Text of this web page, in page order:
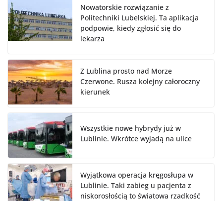
Nowatorskie rozwiązanie z
Politechniki Lubelskiej. Ta aplikacja
podpowie, kiedy zgłosić się do
lekarza
Z Lublina prosto nad Morze
Czerwone. Rusza kolejny całoroczny
kierunek
Wszystkie nowe hybrydy już w
Lublinie. Wkrótce wyjadą na ulice
Wyjątkowa operacja kręgosłupa w
Lublinie. Taki zabieg u pacjenta z
niskorosłością to światowa rzadkość